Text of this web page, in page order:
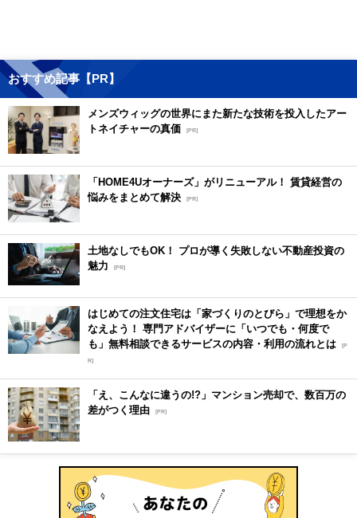
おすすめ記事【PR】
メンズウィッグの世界にまた新たな技術を投入したアー
トネイチャーの真価 [PR]
「HOME4Uオーナーズ」がリニューアル！ 賃貸経営の
悩みをまとめて解決 [PR]
土地なしでもOK！ プロが導く失敗しない不動産投資の
魅力
[PR]
はじめての注文住宅は「家づくりのとびら」で理想をか
なえよう！ 専門アドバイザーに「いつでも・何度で
も」無料相談できるサービスの内容・利用の流れとは [P
R]
「え、こんなに違うの!?」マンション売却で、数百万の
差がつく理由 [PR]